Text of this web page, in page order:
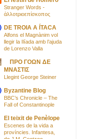
Stranger Words -
ἀλλοτριοεπίσκοπος
DE TROIA A ÍTACA
Alfons el Magnànim vol
llegir la Ilíada amb l’ajuda
de Lorenzo Valla
ΠΡΟ ΓΟΩΝ ΔΕ
ΜΝΑΣΤΙΣ
Llegint George Steiner
Byzantine Blog
BBC’s Chronicle – The
Fall of Constantinople
El teixit de Penèlope
Escenes de la vida a
províncies. Infantesa,